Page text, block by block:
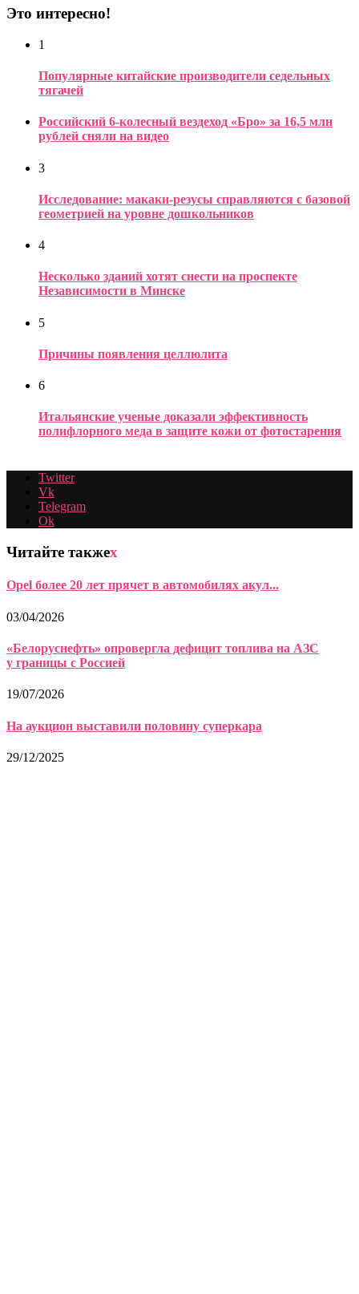
Это интересно!
1
Популярные китайские производители седельных
тягачей
Российский 6-колесный вездеход «Бро» за 16,5 млн
рублей сняли на видео
3
Исследование: макаки-резусы справляются с базовой
геометрией на уровне дошкольников
4
Несколько зданий хотят снести на проспекте
Независимости в Минске
5
Причины появления целлюлита
6
Итальянские ученые доказали эффективность
полифлорного меда в защите кожи от фотостарения
Twitter
Vk
Telegram
Ok
Читайте такжеx
Opel более 20 лет прячет в автомобилях акул...
03/04/2026
«Белоруснефть» опровергла дефицит топлива на АЗС
у границы с Россией
19/07/2026
На аукцион выставили половину суперкара
29/12/2025